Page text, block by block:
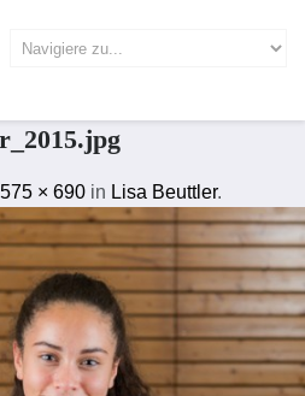
575 × 690 in Lisa Beuttler.